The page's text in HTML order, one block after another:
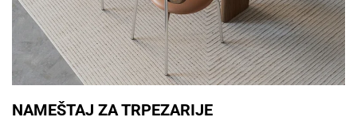
NAMEŠTAJ ZA TRPEZARIJE